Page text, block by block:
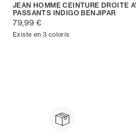
JEAN HOMME CEINTURE DROITE
PASSANTS INDIGO BENJIPAR
79,99 €
Existe en 3 coloris